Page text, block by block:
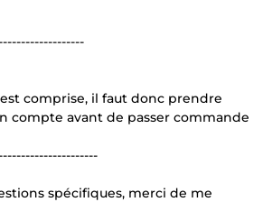
comprise, il faut donc prendre
compte avant de passer commande
spécifiques, merci de me